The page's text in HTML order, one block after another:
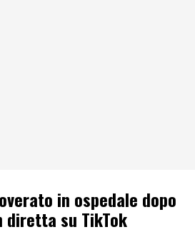
in ospedale dopo
su TikTok